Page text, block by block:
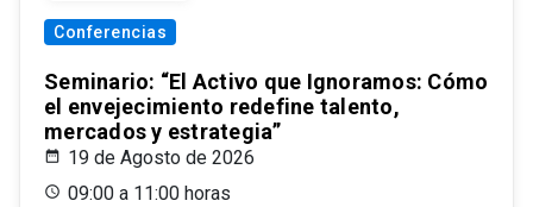
Conferencias
Seminario: “El Activo que Ignoramos: Cómo
el envejecimiento redefine talento,
mercados y estrategia”
19 de Agosto de 2026
09:00 a 11:00 horas